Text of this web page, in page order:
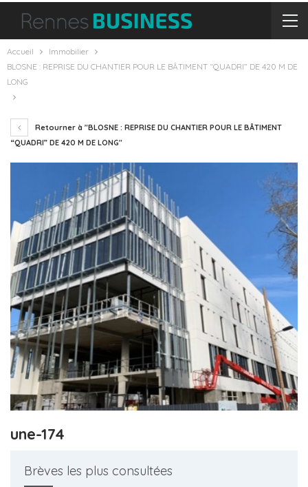
Accueil
Immobilier
BLOSNE : REPRISE DU CHANTIER POUR LE BÂTIMENT “QUADRI” DE 420 M DE
LONG
Retourner à "BLOSNE : REPRISE DU CHANTIER POUR LE BÂTIMENT
“QUADRI” DE 420 M DE LONG"
une-174
Brèves les plus consultées